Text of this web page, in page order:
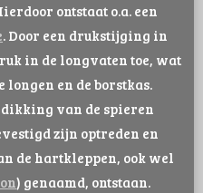
ontstaat o.a. een
. Door een drukstijging in
in de longvaten toe, wat
en de borstkas.
van de spieren
zijn optreden en
de hartkleppen, ook wel
) genaamd, ontstaan.